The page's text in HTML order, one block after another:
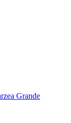
Grande